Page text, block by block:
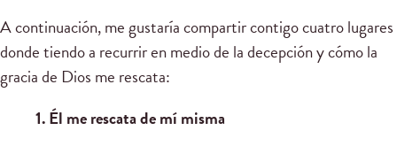
A continuación, me gustaría compartir contigo cuatro lugares
donde tiendo a recurrir en medio de la decepción y cómo la
gracia de Dios me rescata:
1. Él me rescata de mí misma